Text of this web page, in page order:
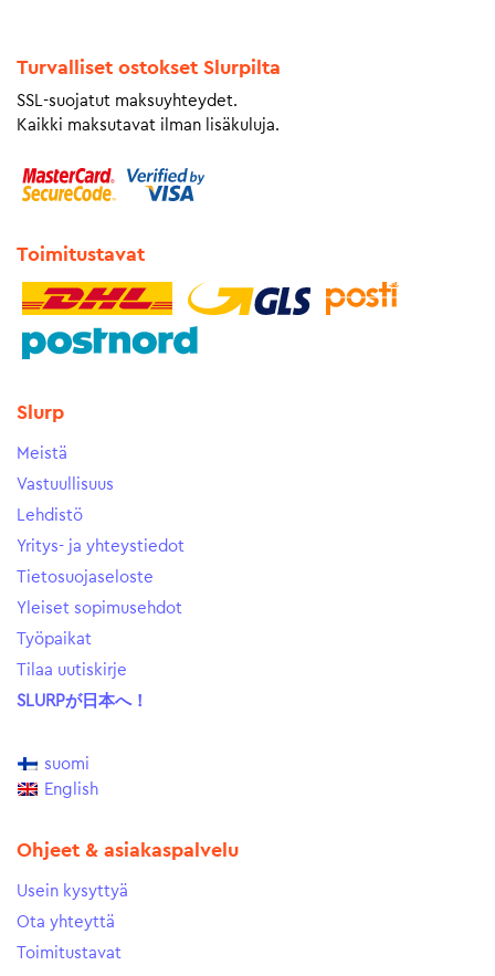
Turvalliset ostokset Slurpilta
SSL-suojatut maksuyhteydet.
Kaikki maksutavat ilman lisäkuluja.
Toimitustavat
Slurp
Meistä
Vastuullisuus
Lehdistö
Yritys- ja yhteystiedot
Tietosuojaseloste
Yleiset sopimusehdot
Työpaikat
Tilaa uutiskirje
SLURPが日本へ！
suomi
English
Ohjeet & asiakaspalvelu
Usein kysyttyä
Ota yhteyttä
Toimitustavat